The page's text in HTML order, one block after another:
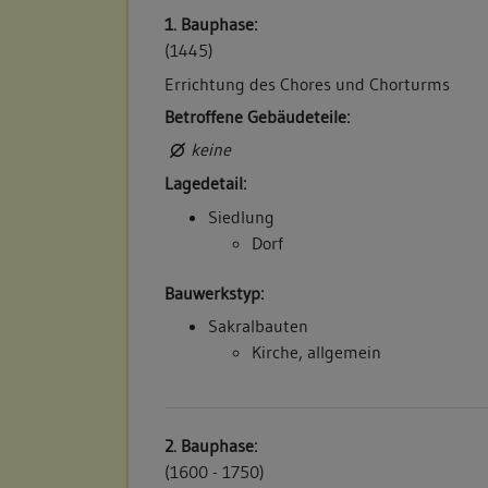
1. Bauphase:
(1445)
Errichtung des Chores und Chorturms
Betroffene Gebäudeteile:
keine
Lagedetail:
Siedlung
Dorf
Bauwerkstyp:
Sakralbauten
Kirche, allgemein
2. Bauphase:
(1600 - 1750)